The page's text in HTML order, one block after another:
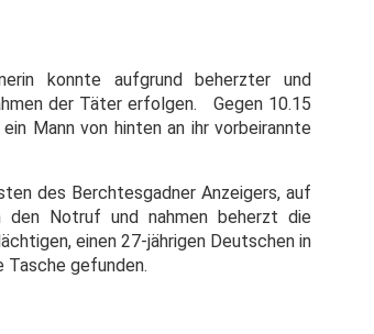
konnte aufgrund beherzter und
der Täter erfolgen. Gegen 10.15
Mann von hinten an ihr vorbeirannte
des Berchtesgadner Anzeigers, auf
den Notruf und nahmen beherzt die
einen 27-jährigen Deutschen in
Tasche gefunden.